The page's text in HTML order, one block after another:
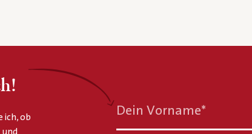
ich, ob
Dein Vorname*